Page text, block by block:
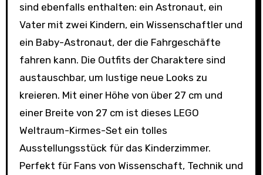
sind ebenfalls enthalten: ein Astronaut, ein
Vater mit zwei Kindern, ein Wissenschaftler und
ein Baby-Astronaut, der die Fahrgeschäfte
fahren kann. Die Outfits der Charaktere sind
austauschbar, um lustige neue Looks zu
kreieren. Mit einer Höhe von über 27 cm und
einer Breite von 27 cm ist dieses LEGO
Weltraum-Kirmes-Set ein tolles
Ausstellungsstück für das Kinderzimmer.
Perfekt für Fans von Wissenschaft, Technik und